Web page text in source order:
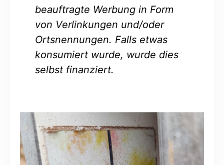
beauftragte Werbung in Form
von Verlinkungen und/oder
Ortsnennungen. Falls etwas
konsumiert wurde, wurde dies
selbst finanziert.